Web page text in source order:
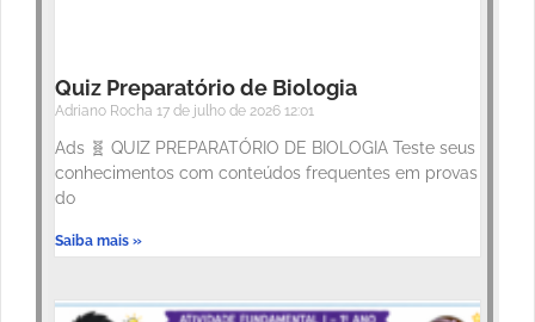
Quiz Preparatório de Biologia
Adriano Rocha 17 de julho de 2026 12:01
Ads 🧬 QUIZ PREPARATÓRIO DE BIOLOGIA Teste seus
conhecimentos com conteúdos frequentes em provas
do
Saiba mais »